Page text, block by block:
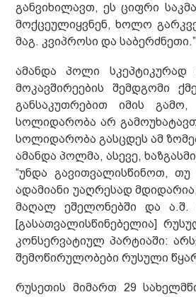
განვიხილავთ, ეს ციფრი
მოქცეულიყვნენ, ხოლო
მაგ. კვიპროსი და საბერძნეთი.”
ამანდა პოლი სკეპტიკურად
მოკავშირეების შემდგომი
განსაკუთრებით იმის
სოლიდარობა არ გამოუხატავთ
სოლიდარობა გასცდეს ამ
ამანდა პოლმა, ასევე,
“უნდა გავითვალისწინოთ,
ადამიანი უაღრესად
მაღალ ეშელონებში და ა.შ.
[გასათვალისწინებელია]
კონსერვატიულ პარტიაში:
შემოწირულობები რუსული
რუსეთის მიმართ 29